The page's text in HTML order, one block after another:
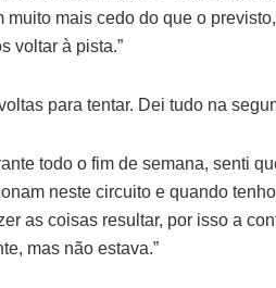
muito mais cedo do que o
voltar à pista.”
para tentar. Dei tudo na
todo o fim de semana, senti
neste circuito e quando
as coisas resultar, por isso a
mas não estava.”